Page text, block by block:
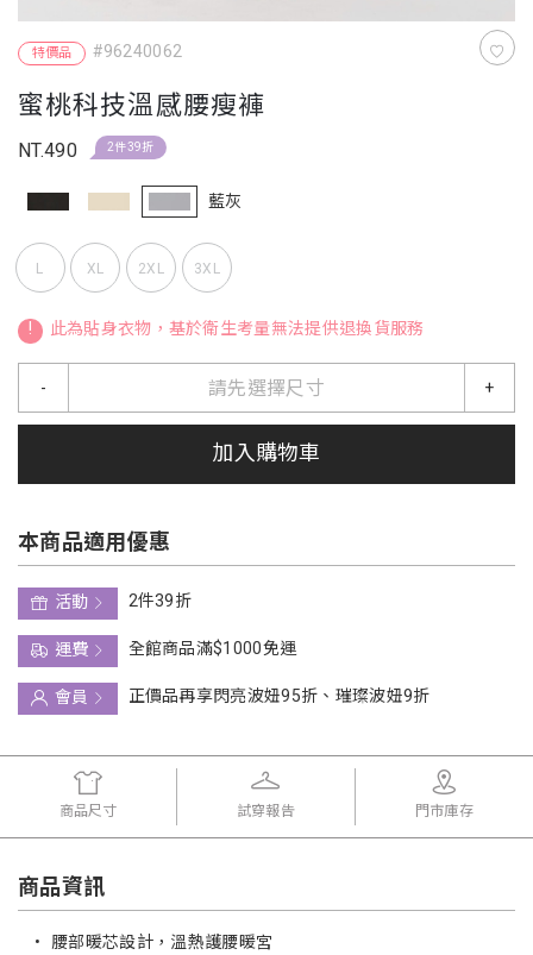
特價品 #96240062
蜜桃科技溫感腰瘦褲
NT.490 2件39折
藍灰
L XL 2XL 3XL
! 此為貼身衣物，基於衛生考量無法提供退換貨服務
請先選擇尺寸
- +
加入購物車
本商品適用優惠
活動
2件39折
運費
全館商品滿$1000免運
會員
正價品再享閃亮波妞95折、璀璨波妞9折
商品尺寸 試穿報告 門市庫存
商品資訊
• 腰部暖芯設計，溫熱護腰暖宮